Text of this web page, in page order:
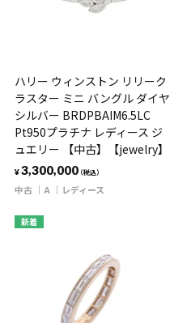
ハリー ウィンストン リリーク
ラスター ミニ バングル ダイヤ
シルバー BRDPBAIM6.5LC
Pt950プラチナ レディース ジ
ュエリー 【中古】【jewelry】
¥3,300,000（税込）
中古 A レディース
新着